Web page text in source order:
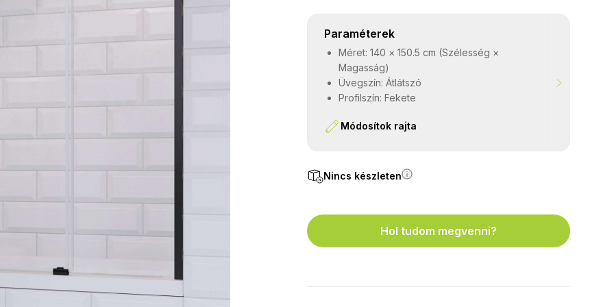
Paraméterek
Méret: 140 × 150.5 cm (Szélesség ×
Magasság)
Üvegszín: Átlátszó
Profilszín: Fekete
Módosítok rajta
Nincs készleten
Hol tudom megvenni?